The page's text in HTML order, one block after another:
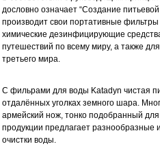
дословно означает “Создание
производит свои портативные
химические дезинфицирующие
путешествий по всему миру, а также
третьего мира.
С фильрами для воды Katadyn чистая
отдалённых уголках земного шара.
армейский нож, тонко подобранный
продукции предлагает
очистки воды.